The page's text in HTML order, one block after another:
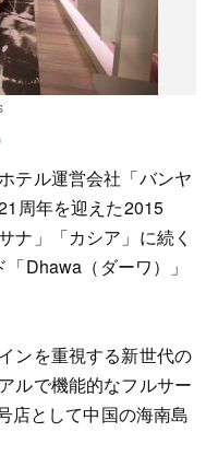
テル運営会社「バンヤ
周年を迎えた2015
ナ」「カシア」に続く
Dhawa（ダーワ）」
ンを重視する新世代の
ルで機能的なフルサー
店として中国の海南島